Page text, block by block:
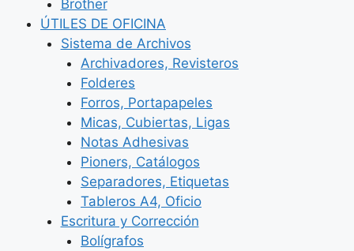
Brother
ÚTILES DE OFICINA
Sistema de Archivos
Archivadores, Revisteros
Folderes
Forros, Portapapeles
Micas, Cubiertas, Ligas
Notas Adhesivas
Pioners, Catálogos
Separadores, Etiquetas
Tableros A4, Oficio
Escritura y Corrección
Bolígrafos